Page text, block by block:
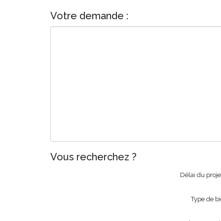
Votre demande :
Vous recherchez ?
Délai du
Type de